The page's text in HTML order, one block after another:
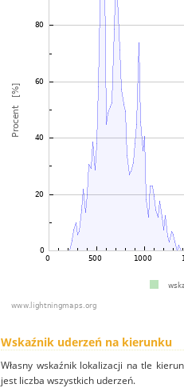
Wskaźnik uderzeń na kierunku
Własny wskaźnik lokalizacji na tle
jest liczba wszystkich uderzeń.